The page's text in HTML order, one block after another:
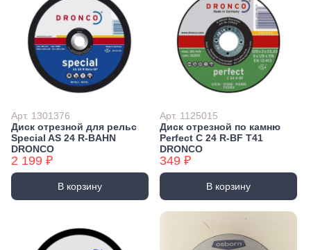
Арт. 1301376
Диск отрезной для рельс
Special AS 24 R-BAHN
DRONCO
2 199 ₽
В корзину
Арт. 1125015
Диск отрезной по камню
Perfect C 24 R-BF T41
DRONCO
349 ₽
В корзину